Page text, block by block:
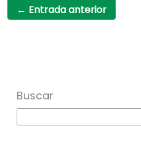
← Entrada anterior
Buscar